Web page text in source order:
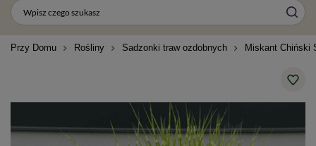
Przy Domu Rośliny Sadzonki traw ozdobnych Miskant Chiński